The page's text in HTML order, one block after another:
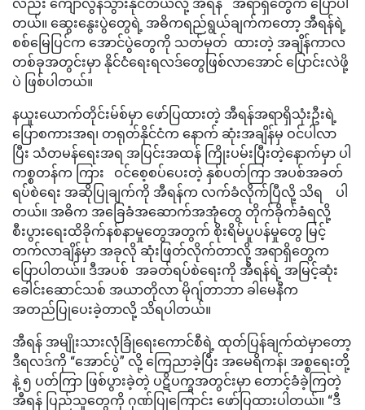
တယ်။ ဆွေးနွေးပွဲတွေရဲ့ အဓိကရည်ရွယ်ချက်ကတော့ အီရန်ရဲ့
စစ်မြေပြင်က အောင်ပွဲတွေကို သတ်မှတ် ထားတဲ့ အချိန်ကာလ
တစ်ခုအတွင်းမှာ နိုင်ငံရေးရလဒ်တွေဖြစ်လာအောင် ပြောင်းလဲဖို့
ပဲ ဖြစ်ပါတယ်။
နယူးယောက်တိုင်းမ်စ်မှာ ဖော်ပြထားတဲ့ အီရန်အရာရှိသုံးဦးရဲ့
ပြောစကားအရ၊ တရုတ်နိုင်ငံက နောက် ဆုံးအချိန်မှ ဝင်ပါလာ
ပြီး သံတမန်ရေးအရ အပြင်းအထန် ကြိုးပမ်းပြီးတဲ့နောက်မှာ ပါ
ကစ္စတန်က ကြား ဝင်စေ့စပ်ပေးတဲ့ နှစ်ပတ်ကြာ အပစ်အခတ်
ရပ်စဲရေး အဆိုပြုချက်ကို အီရန်က လက်ခံလိုက်ပြီလို့ သိရ ပါ
တယ်။ အဓိက အခြေခံအဆောက်အအုံတွေ တိုက်ခိုက်ခံရလို့
စီးပွားရေးထိခိုက်နစ်နာမှုတွေအတွက် စိုးရိမ်ပူပန်မှုတွေ မြင့်
တက်လာချိန်မှာ အခုလို ဆုံးဖြတ်လိုက်တာလို့ အရာရှိတွေက
ပြောပါတယ်။ ဒီအပစ် အခတ်ရပ်စဲရေးကို အီရန်ရဲ့ အမြင့်ဆုံး
ခေါင်းဆောင်သစ် အယာတိုလာ မိုဂျ်တာဘာ ခါမေနီက
အတည်ပြုပေးခဲ့တာလို့ သိရပါတယ်။
အီရန် အမျိုးသားလုံခြုံရေးကောင်စီရဲ့ ထုတ်ပြန်ချက်ထဲမှာတော့
ဒီရလဒ်ကို “အောင်ပွဲ” လို့ ကြေညာခဲ့ပြီး အမေရိကန်၊ အစ္စရေးတို့
နဲ့ ၅ ပတ်ကြာ ဖြစ်ပွားခဲ့တဲ့ ပဋိပက္ခအတွင်းမှာ တောင့်ခံခဲ့ကြတဲ့
အီရန် ပြည်သူတွေကို ဂုဏ်ပြုကြောင်း ဖော်ပြထားပါတယ်။ “ဒီ